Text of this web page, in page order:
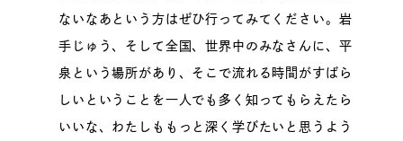
ないなあという方はぜひ行ってみてください。岩
手じゅう、そして全国、世界中のみなさんに、平
泉という場所があり、そこで流れる時間がすばら
しいということを一人でも多く知ってもらえたら
いいな、わたしももっと深く学びたいと思うよう